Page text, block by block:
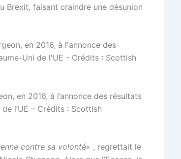
Brexit, faisant craindre une désunion
en 2016, à l’annonce des résultats
l’UE – Crédits : Scottish
contre sa volonté« , regrettait le